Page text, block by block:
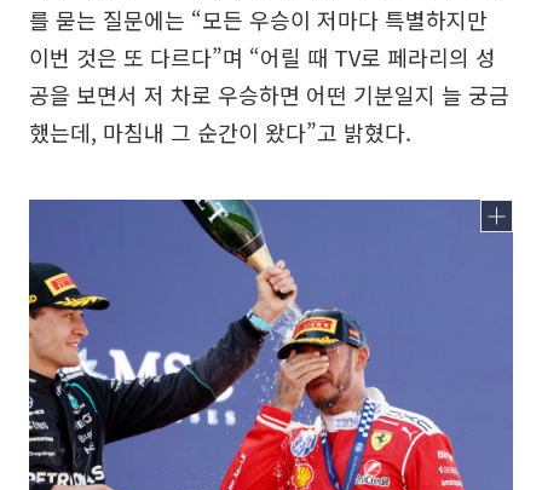
를 묻는 질문에는 “모든 우승이 저마다 특별하지만
이번 것은 또 다르다”며 “어릴 때 TV로 페라리의 성
공을 보면서 저 차로 우승하면 어떤 기분일지 늘 궁금
했는데, 마침내 그 순간이 왔다”고 밝혔다.